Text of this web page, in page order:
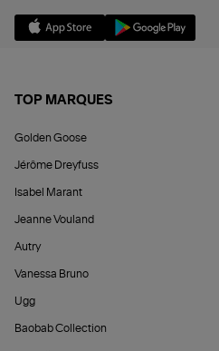
TOP MARQUES
Golden Goose
Jérôme Dreyfuss
Isabel Marant
Jeanne Vouland
Autry
Vanessa Bruno
Ugg
Baobab Collection